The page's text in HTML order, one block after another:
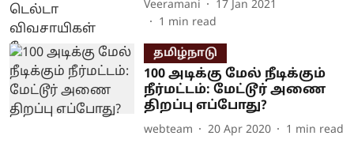
Veeramani
17 Jan 2021
1 min read
தமிழ்நாடு
100 அடிக்கு மேல் நீடிக்கும்
நீர்மட்டம்: மேட்டூர் அணை
திறப்பு எப்போது?
webteam 20 Apr 2020 1 min read